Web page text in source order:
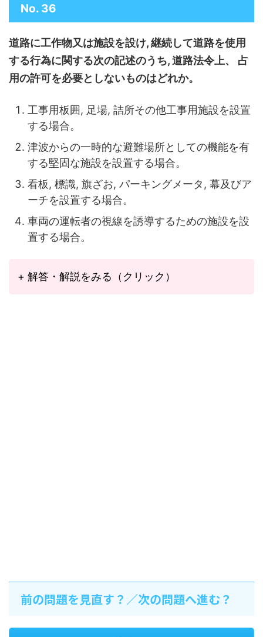
No. 36
道路に工作物又は施設を設け, 継続して道路を使用
する行為に関する次の記述のうち, 道路法令上、 占
用の許可を必要としないものはどれか。
工事用板囲, 足場, 詰所その他工事用施設を設置
する場合。
津波からの一時的な避難場所としての機能を有
する堅固な施設を設置する場合。
看板, 標識, 旗ざお, パーキングメータ, 幕及びア
ーチを設置する場合。
車両の運転者の視線を誘導するための施設を設
置する場合。
+ 解答・解説をみる（クリック）
前の問題を見直す？／次の問題へ進む？